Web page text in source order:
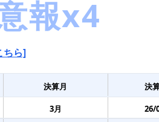
ちら]
決算月 決
3月 26/